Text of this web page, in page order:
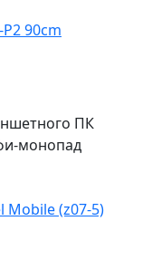
90cm
ПК
монопад
Mobile (z07-5)